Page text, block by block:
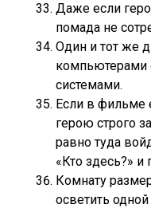
Даже если
помада не
Один и тот же
системами.
Если в фильме
герою строго
равно туда
«Кто здесь?» и
Комнату
осветить